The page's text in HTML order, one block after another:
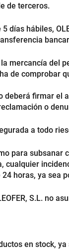
de terceros.
días hábiles,
mercancía del
de comprobar
deberá firmar
o
a todo
para subsanar
horas, ya sea
S.L. no
en stock,